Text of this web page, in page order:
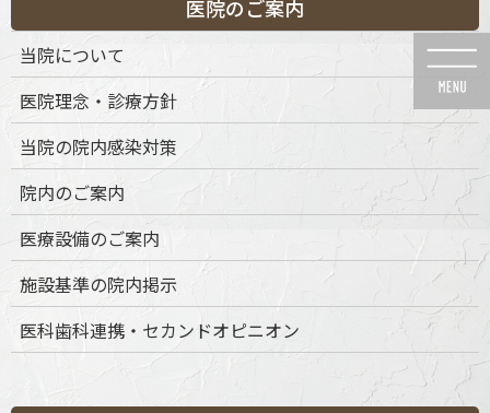
ン
ン
に
動
ビ
ー
ョ
に
動
News
HOME News
セラミック治療
Stump pin tab on canaine tooth. Medically accurate dental 3D illustration
医院のご案内
当院について
医院理念・診療方針
当院の院内感染対策
院内のご案内
医療設備のご案内
施設基準の院内掲示
医科歯科連携・セカンドオピニオン